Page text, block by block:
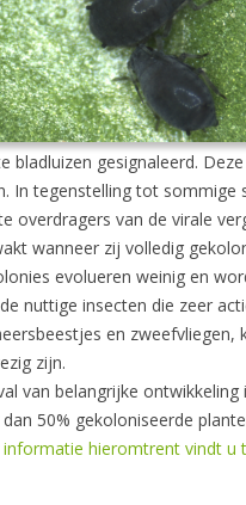
bladluizen gesignaleerd.
In tegenstelling tot sommige
overdragers van de virale
wanneer zij volledig
evolueren weinig en
nuttige insecten die zeer
en zweefvliegen,
zijn.
van belangrijke
50% gekoloniseerde
informatie hieromtrent vindt u